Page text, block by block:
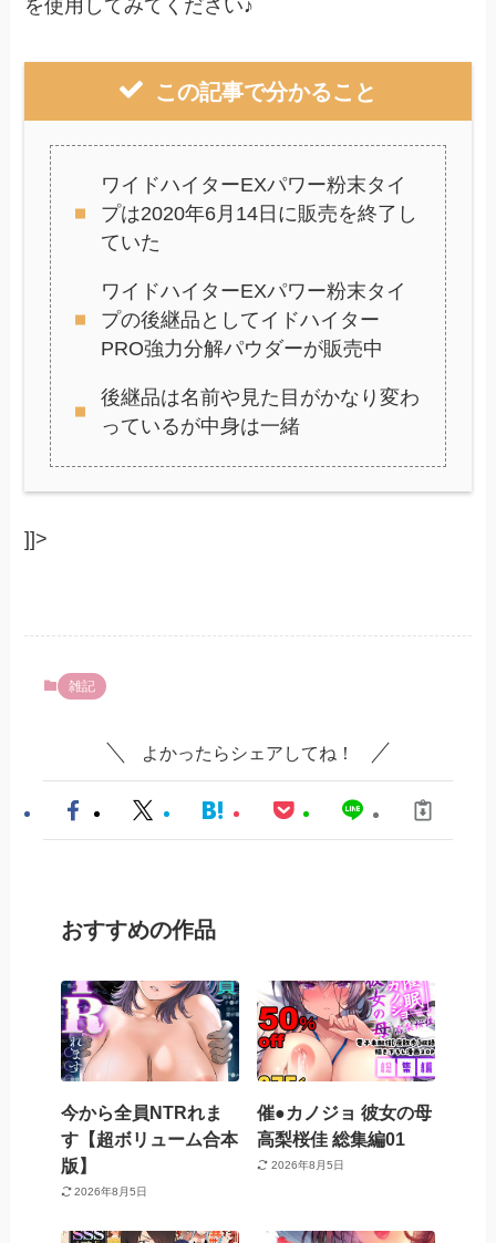
を使用してみてください♪
この記事で分かること
ワイドハイターEXパワー粉末タイ
プは2020年6月14日に販売を終了し
ていた
ワイドハイターEXパワー粉末タイ
プの後継品としてイドハイター
PRO強力分解パウダーが販売中
後継品は名前や見た目がかなり変わ
っているが中身は一緒
]]>
雑記
よかったらシェアしてね！
おすすめの作品
今から全員NTRれま
す【超ボリューム合本
版】
2026年8月5日
催●カノジョ 彼女の母
高梨桜佳 総集編01
2026年8月5日